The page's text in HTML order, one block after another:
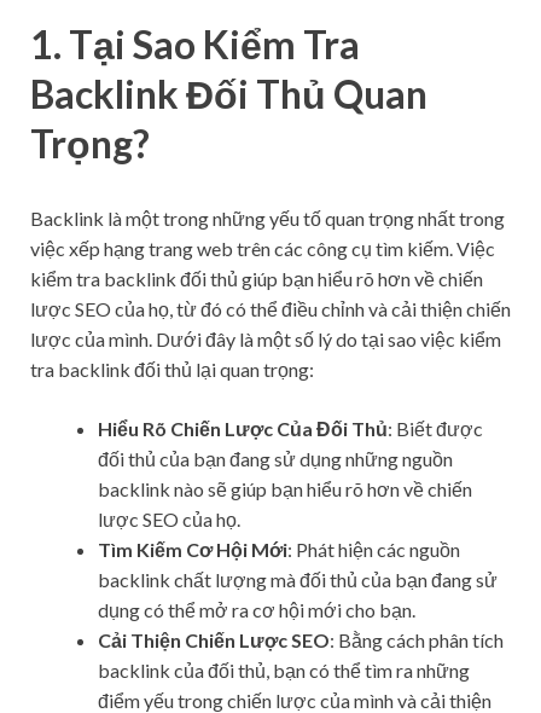
1. Tại Sao Kiểm Tra
Backlink Đối Thủ Quan
Trọng?
Backlink là một trong những yếu tố quan trọng nhất trong
việc xếp hạng trang web trên các công cụ tìm kiếm. Việc
kiểm tra backlink đối thủ giúp bạn hiểu rõ hơn về chiến
lược SEO của họ, từ đó có thể điều chỉnh và cải thiện chiến
lược của mình. Dưới đây là một số lý do tại sao việc kiểm
tra backlink đối thủ lại quan trọng:
Hiểu Rõ Chiến Lược Của Đối Thủ: Biết được
đối thủ của bạn đang sử dụng những nguồn
backlink nào sẽ giúp bạn hiểu rõ hơn về chiến
lược SEO của họ.
Tìm Kiếm Cơ Hội Mới: Phát hiện các nguồn
backlink chất lượng mà đối thủ của bạn đang sử
dụng có thể mở ra cơ hội mới cho bạn.
Cải Thiện Chiến Lược SEO: Bằng cách phân tích
backlink của đối thủ, bạn có thể tìm ra những
điểm yếu trong chiến lược của mình và cải thiện